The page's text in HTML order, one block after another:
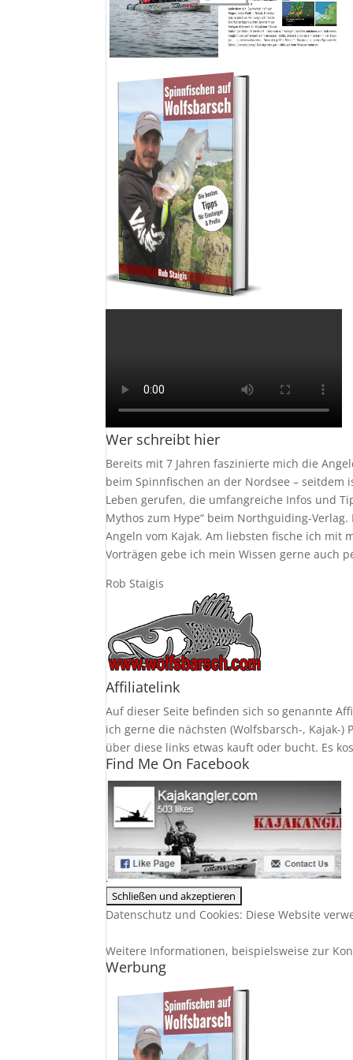
Wer schreibt hier
Bereits mit 7 Jahren faszinierte mich die
beim Spinnfischen an der Nordsee –
Leben gerufen, die umfangreiche Infos und
Mythos zum Hype“ beim Northguiding-
Angeln vom Kajak. Am liebsten fische ich mit
Vorträgen gebe ich mein Wissen gerne auch
Rob Staigis
Affiliatelink
Auf dieser Seite befinden sich so genannte
ich gerne die nächsten (Wolfsbarsch-,
über diese links etwas kauft oder bucht. Es
Find Me On Facebook
Datenschutz und Cookies: Diese Website
Weitere Informationen, beispielsweise zur
Werbung